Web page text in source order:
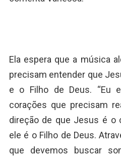
Ela espera que a música
precisam entender que
e o Filho de Deus. “Eu
corações que precisam
direção de que Jesus é o
ele é o Filho de Deus.
que devemos buscar